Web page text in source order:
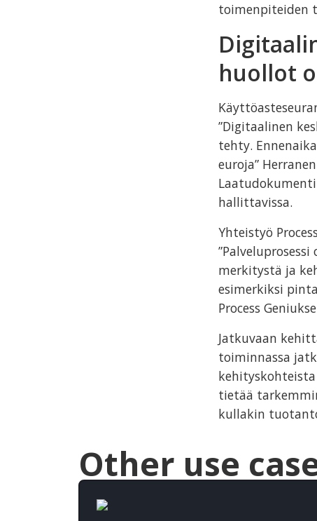
toimenpiteiden
huollot
”Digitaalinen
tehty.
euroja”
hallittavissa.
Yhteistyö
merkitystä ja
esimerkiksi
Process
Jatkuvaan
toiminnassa
tietää
kullakin
Other use